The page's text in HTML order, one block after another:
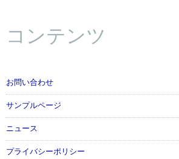
コンテンツ
お問い合わせ
サンプルページ
ニュース
プライバシーポリシー